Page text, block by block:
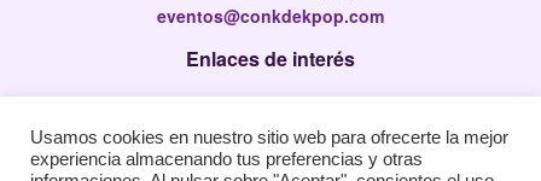
eventos@conkdekpop.com
Enlaces de interés
Política de privacidad
Usamos cookies en nuestro sitio web para ofrecerte la mejor
experiencia almacenando tus preferencias y otras